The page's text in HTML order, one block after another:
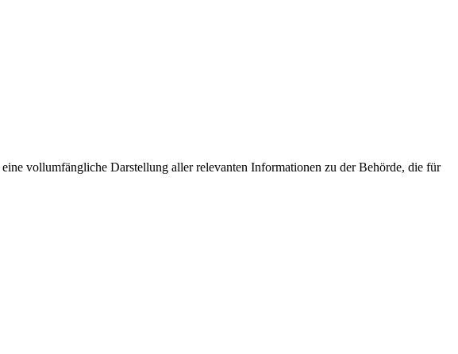
vollumfängliche Darstellung aller relevanten Informationen zu der Behörde, die für